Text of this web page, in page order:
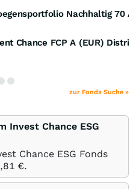
Nachhaltig 70
Chance FCP A (EUR)
zur Fonds Suche »
Invest Chance ESG
Chance ESG Fonds
€.